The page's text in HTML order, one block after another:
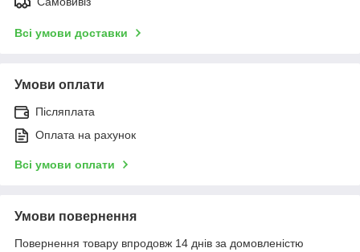
Всі умови доставки
Умови оплати
Післяплата
Оплата на рахунок
Всі умови оплати
Умови повернення
Повернення товару впродовж 14 днів за домовленістю